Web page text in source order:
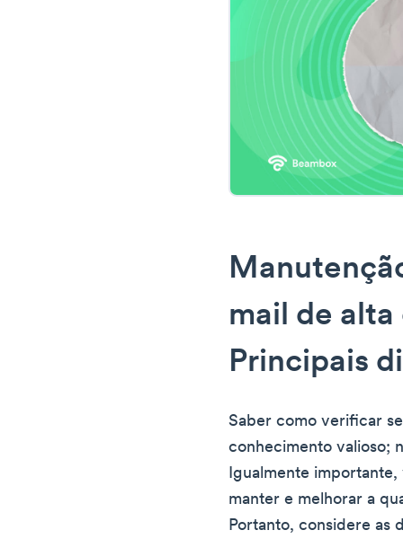
mail de
Principais
Saber como verificar
conhecimento valioso;
Igualmente
manter e melhorar a
Portanto, considere as